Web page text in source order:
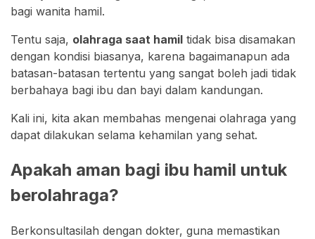
bagi wanita hamil.
Tentu saja, olahraga saat hamil tidak bisa disamakan
dengan kondisi biasanya, karena bagaimanapun ada
batasan-batasan tertentu yang sangat boleh jadi tidak
berbahaya bagi ibu dan bayi dalam kandungan.
Kali ini, kita akan membahas mengenai olahraga yang
dapat dilakukan selama kehamilan yang sehat.
Apakah aman bagi ibu hamil untuk
berolahraga?
Berkonsultasilah dengan dokter, guna memastikan